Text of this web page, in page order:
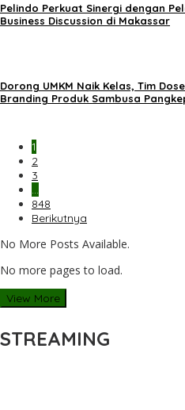
Pelindo Perkuat Sinergi dengan
Business Discussion di Makassar
Dorong UMKM Naik Kelas, Tim
Branding Produk Sambusa
1
2
3
…
848
Berikutnya
No More Posts Available.
No more pages to load.
View More
STREAMING